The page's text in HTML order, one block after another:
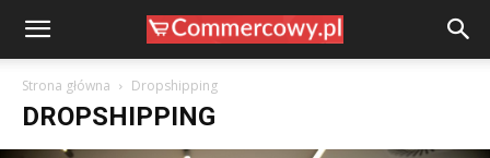
Strona główna Dropshipping
DROPSHIPPING